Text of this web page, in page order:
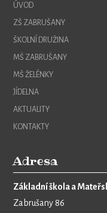
ÚVOD
ZŠ ZABRUŠANY
ŠKOLNÍ DRUŽINA
MŠ ZABRUŠANY
MŠ ŽELÉNKY
JÍDELNA
AKTUALITY
KONTAKTY
Adresa
Základní škola a
Zabrušany 86